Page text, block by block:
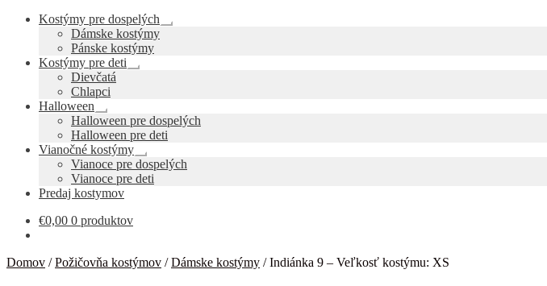
Kostýmy pre dospelých
Rozbaliť
Dámske kostýmy
Pánske kostýmy
Kostýmy pre deti
Rozbaliť
Dievčatá
Chlapci
Halloween
Rozbaliť
podradené
menu
Halloween pre dospelých
Halloween pre deti
Vianočné kostýmy
Rozbaliť
podradené
menu
Vianoce pre dospelých
Vianoce pre deti
Predaj kostymov
€0,00 0 produktov
Domov /Požičovňa kostýmov /Dámske kostýmy /Indiánka 9 – Veľkosť kostýmu: XS